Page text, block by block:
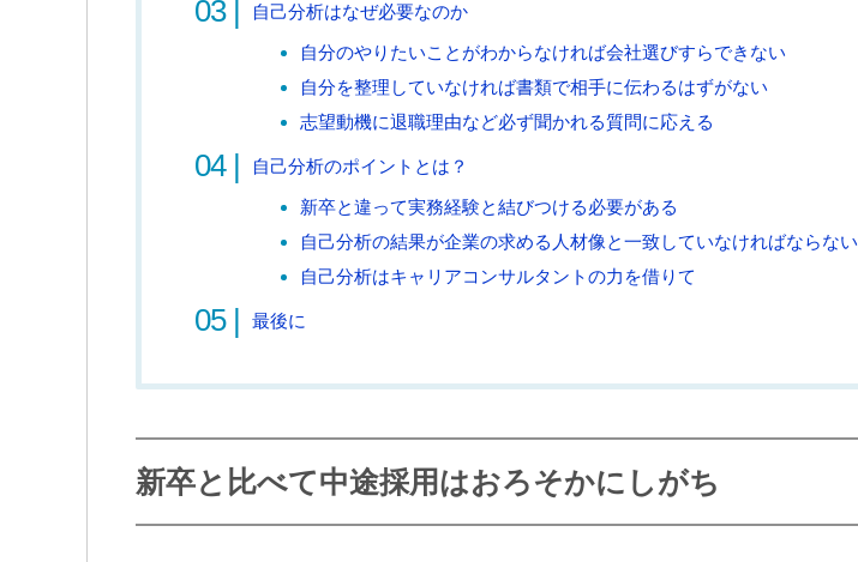
自己分析はなぜ必要なのか
自分のやりたいことがわからなければ会社選びすらできない
自分を整理していなければ書類で相手に伝わるはずがない
志望動機に退職理由など必ず聞かれる質問に応える
自己分析のポイントとは？
新卒と違って実務経験と結びつける必要がある
自己分析の結果が企業の求める人材像と一致していなければならない
自己分析はキャリアコンサルタントの力を借りて
最後に
新卒と比べて中途採用はおろそかにしがち